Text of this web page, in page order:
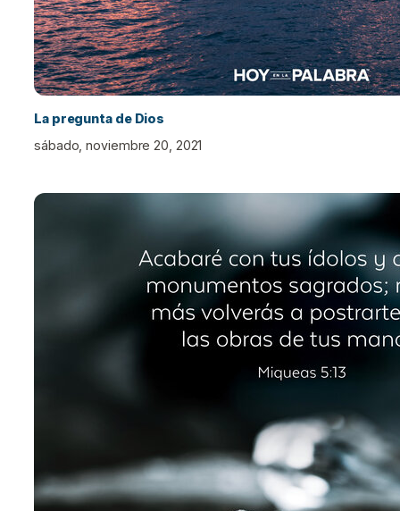
La pregunta de Dios
sábado, noviembre 20, 2021